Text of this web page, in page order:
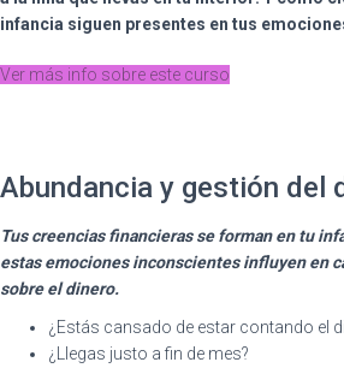
infancia siguen presentes en tus
Ver más info sobre este curso
Abundancia y gestión del
Tus creencias financieras se forman en tu
estas emociones inconscientes influyen en
sobre el dinero.
¿Estás cansado de estar contando el
¿Llegas justo a fin de mes?